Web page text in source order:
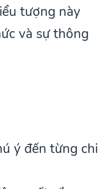
tượng này
và sự thông
ý đến từng chi